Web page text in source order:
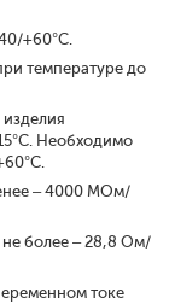
+60°С.
температуре до
Необходимо
– 4000 МОм/
более – 28,8 Ом/
токе